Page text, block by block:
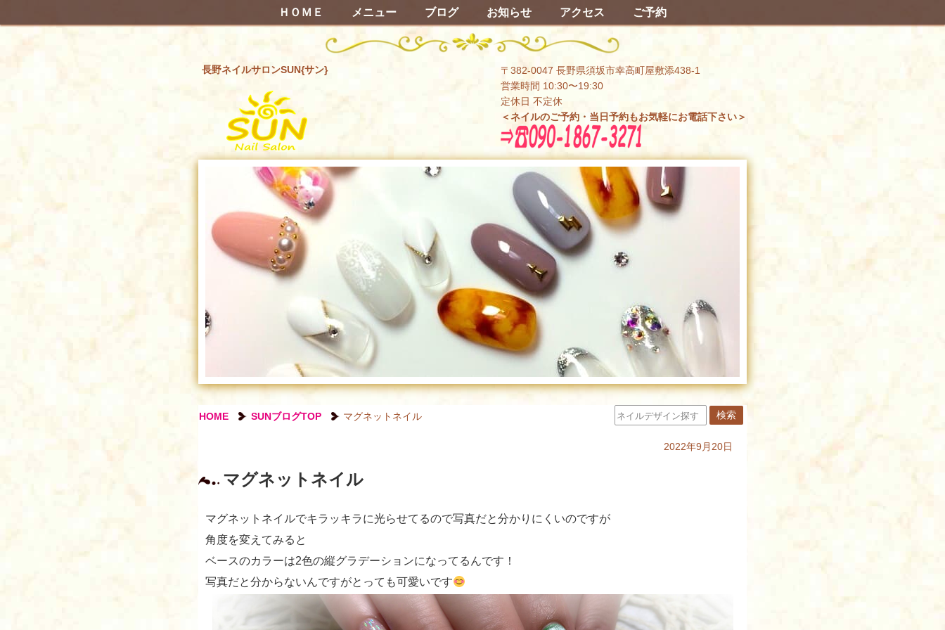
長野ネイルサロンSUN{サン}
〒382-0047 長野県須坂市幸高町屋敷添438-1
営業時間 10:30〜19:30
定休日 不定休
＜ネイルのご予約・当日予約もお気軽にお電話下さい＞
ＨＯＭＥ メニュー ブログ お知らせ アクセス ご予約
HOME SUNブログTOP マグネットネイル
2022年9月20日
マグネットネイル
マグネットネイルでキラッキラに光らせてるので写真だと分かりにくいのですが
角度を変えてみると
ベースのカラーは2色の縦グラデーションになってるんです！
写真だと分からないんですがとっても可愛いです